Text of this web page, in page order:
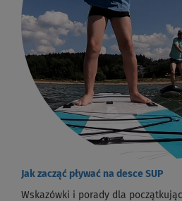
Jak zacząć pływać na desce SUP
Wskazówki i porady dla